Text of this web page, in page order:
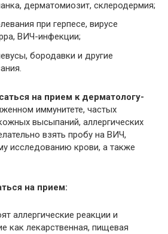
дерматомиозит, склеродермия;
при герпесе, вирусе
ВИЧ-инфекции;
бородавки и другие
на прием к дерматологу-
иммунитете, частых
высыпаний, аллергических
взять пробу на ВИЧ,
исследованию крови, а также
на прием:
аллергические реакции и
как лекарственная, пищевая